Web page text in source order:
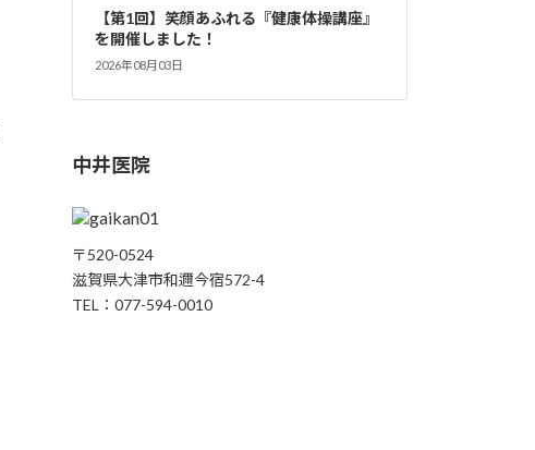
【第1回】笑顔あふれる『健康体操講座』
を開催しました！
2026年08月03日
中井医院
〒520-0524
滋賀県大津市和邇今宿572-4
TEL：077-594-0010